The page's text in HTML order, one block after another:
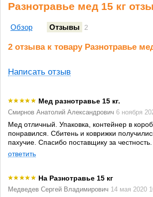
Разнотравье мед 15 кг
Обзор Отзывы 2
2 отзыва к товару Разнотравье
Написать отзыв
Мед разнотравье 15 кг.
Смирнов Анатолий Александрович 6 ноября
Мед отличный. Упаковка, контейнер в
понравился. Сбитень и коврижки
пахучие. Спасибо поставщику за честность.
ответить
Hа Разнотравье 15 кг
Медведев Сергей Владимирович 14 мая 2020